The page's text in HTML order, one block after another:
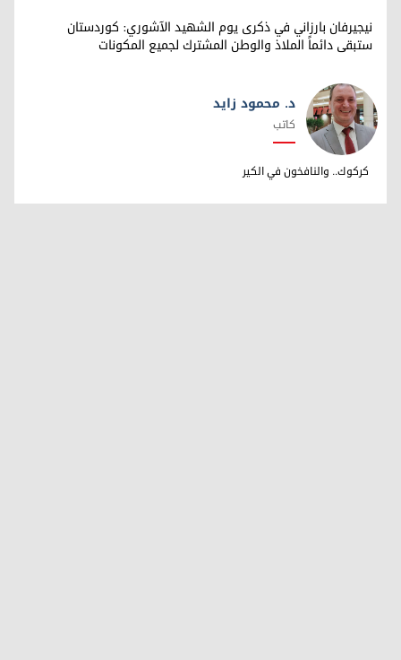
نيجيرفان بارزاني في ذكرى يوم الشهيد الآشوري: كوردستان
ستبقى دائماً الملاذ والوطن المشترك لجميع المكونات
د. محمود زايد
د. محمود زايد
كاتب
كركوك.. والنافخون في الكير